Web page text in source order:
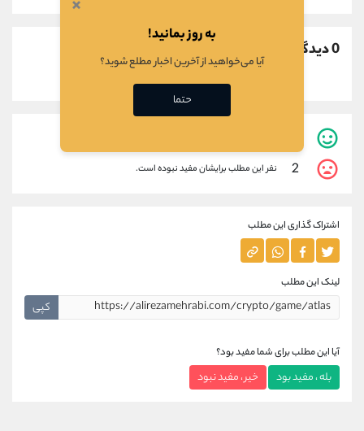
0 دیدگاه
2 نفر این مطلب برایشان مفید نبوده است.
اشتراک گذاری این مطلب
لینک این مطلب
کپی
آیا این مطلب برای شما مفید بود؟
بله ، مفید بود خیر ، مفید نبود
به روز بمانید!
آیا می‌خواهید از آخرین اخبار مطلع شوید؟
حتما